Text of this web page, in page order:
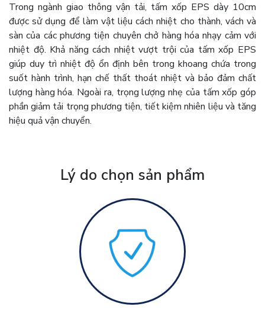
Trong ngành giao thông vận tải, tấm xốp EPS dày 10cm
được sử dụng để làm vật liệu cách nhiệt cho thành, vách và
sàn của các phương tiện chuyên chở hàng hóa nhạy cảm với
nhiệt độ. Khả năng cách nhiệt vượt trội của tấm xốp EPS
giúp duy trì nhiệt độ ổn định bên trong khoang chứa trong
suốt hành trình, hạn chế thất thoát nhiệt và bảo đảm chất
lượng hàng hóa. Ngoài ra, trọng lượng nhẹ của tấm xốp góp
phần giảm tải trọng phương tiện, tiết kiệm nhiên liệu và tăng
hiệu quả vận chuyển.
Lý do chọn sản phẩm